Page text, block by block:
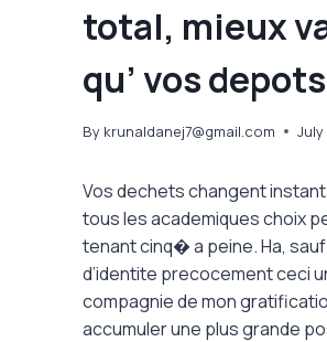
total, mieux
qu’ vos depots
By krunaldanej7@gmail.com July
Vos dechets changent
tous les academiques choix
tenant cinq� a peine. Ha,
d’identite precocement ceci
compagnie de mon
accumuler une plus grande